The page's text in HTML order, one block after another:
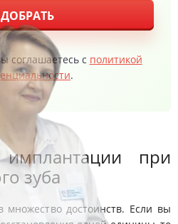
соглашаетесь с политикой
.
имплантации при
зуба
достоинств. Если вы